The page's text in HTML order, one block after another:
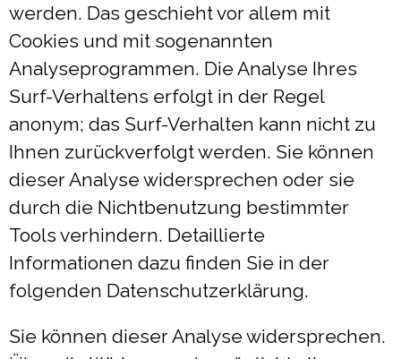
werden. Das geschieht vor allem mit
Cookies und mit sogenannten
Analyseprogrammen. Die Analyse Ihres
Surf-Verhaltens erfolgt in der Regel
anonym; das Surf-Verhalten kann nicht zu
Ihnen zurückverfolgt werden. Sie können
dieser Analyse widersprechen oder sie
durch die Nichtbenutzung bestimmter
Tools verhindern. Detaillierte
Informationen dazu finden Sie in der
folgenden Datenschutzerklärung.
Sie können dieser Analyse widersprechen.